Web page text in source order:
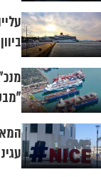
ביוון